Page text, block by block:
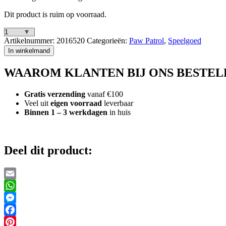
Dit product is ruim op voorraad.
Paw
Patrol
Rubble
Meneer
Artikelnummer: 2016520 Categorieën: Paw Patrol, Speelgoed
In winkelmand
WAAROM KLANTEN BIJ ONS
Gratis verzending vanaf €100
Veel uit eigen voorraad leverbaar
Binnen 1 – 3 werkdagen in huis
Deel dit product:
Email
WhatsApp
Messenger
Facebook